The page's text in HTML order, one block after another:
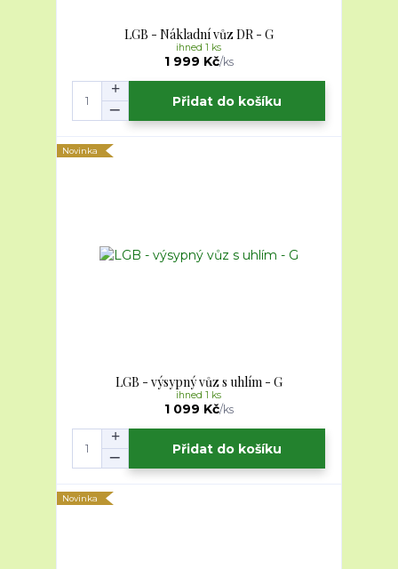
LGB - Nákladní vůz DR - G
1 999 Kč/ks
ihned 1 ks
Přidat do košíku
Novinka
LGB - výsypný vůz s uhlím - G
1 099 Kč/ks
ihned 1 ks
Přidat do košíku
Novinka